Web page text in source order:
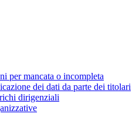
per mancata o incompleta
dei dati da parte dei titolari
dirigenziali